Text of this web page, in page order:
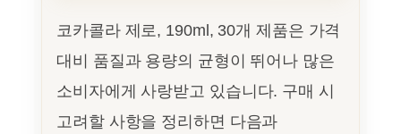
코카콜라 제로, 190ml, 30개 제품은 가격
대비 품질과 용량의 균형이 뛰어나 많은
소비자에게 사랑받고 있습니다. 구매 시
고려할 사항을 정리하면 다음과